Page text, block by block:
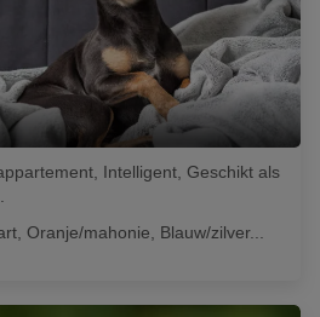
Intelligent, Geschikt als
Oranje/mahonie, Blauw/zilver...